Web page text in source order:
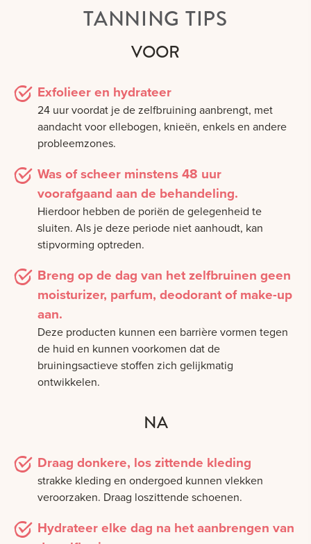
TANNING TIPS
VOOR
Exfolieer en hydrateer
24 uur voordat je de zelfbruining aanbrengt, met
aandacht voor ellebogen, knieën, enkels en andere
probleemzones.
Was of scheer minstens 48 uur
voorafgaand aan de behandeling.
Hierdoor hebben de poriën de gelegenheid te
sluiten. Als je deze periode niet aanhoudt, kan
stipvorming optreden.
Breng op de dag van het zelfbruinen geen
moisturizer, parfum, deodorant of make-up
aan.
Deze producten kunnen een barrière vormen tegen
de huid en kunnen voorkomen dat de
bruiningsactieve stoffen zich gelijkmatig
ontwikkelen.
NA
Draag donkere, los zittende kleding
strakke kleding en ondergoed kunnen vlekken
veroorzaken. Draag loszittende schoenen.
Hydrateer elke dag na het aanbrengen van